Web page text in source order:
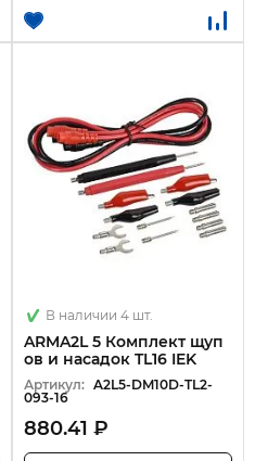
В наличии 4 шт.
ARMA2L 5 Комплект щуп
ов и насадок TL16 IEK
Артикул: A2L5-DM10D-TL2-
093-16
880.41 ₽